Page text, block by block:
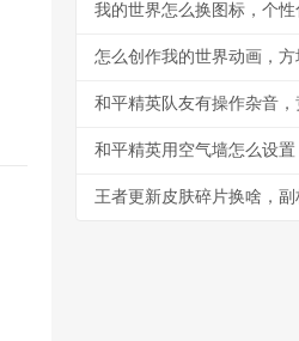
我的世界怎么换图标，个
怎么创作我的世界动画，
和平精英用空气墙怎么设